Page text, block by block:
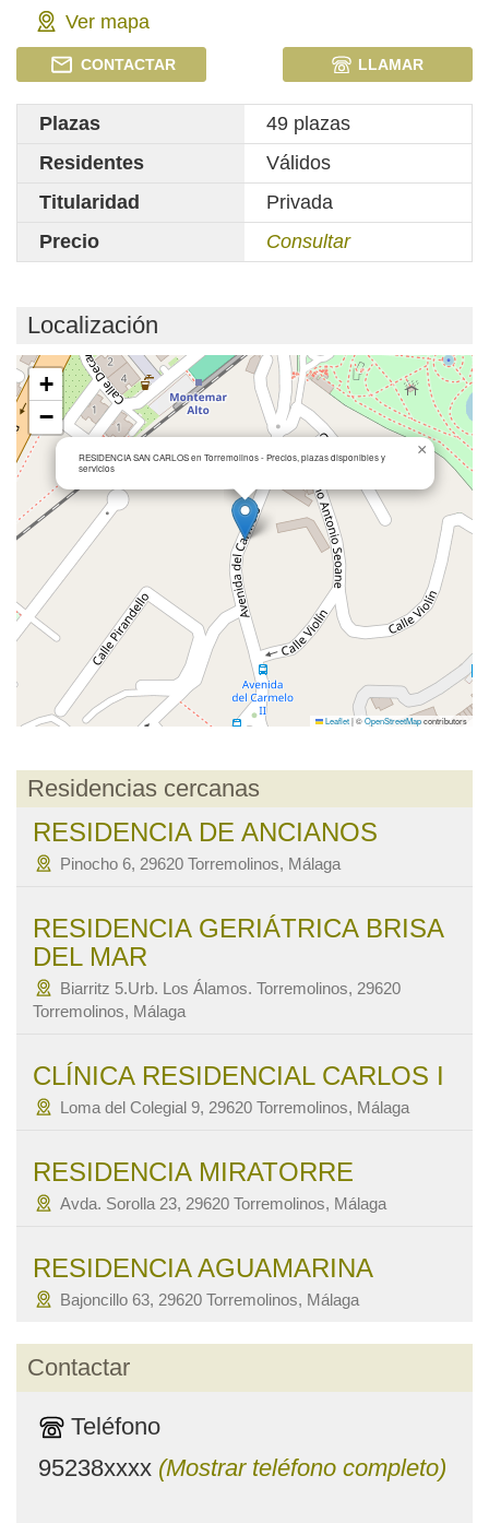
Ver mapa
CONTACTAR LLAMAR
Plazas
49 plazas
Residentes
Válidos
Titularidad
Privada
Precio
Consultar
Localización
Cargando mapa...
RESIDENCIA SAN CARLOS en Torremolinos - Precios, plazas disponibles y
servicios
×
+
−
Leaflet|©OpenStreetMapcontributors
Residencias cercanas
RESIDENCIA DE ANCIANOS
Pinocho 6, 29620 Torremolinos, Málaga
RESIDENCIA GERIÁTRICA BRISA
DEL MAR
Biarritz 5.Urb. Los Álamos. Torremolinos, 29620
Torremolinos, Málaga
CLÍNICA RESIDENCIAL CARLOS I
Loma del Colegial 9, 29620 Torremolinos, Málaga
RESIDENCIA MIRATORRE
Avda. Sorolla 23, 29620 Torremolinos, Málaga
RESIDENCIA AGUAMARINA
Bajoncillo 63, 29620 Torremolinos, Málaga
Contactar
Teléfono
95238xxxx (Mostrar teléfono completo)